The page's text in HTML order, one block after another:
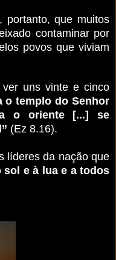
portanto, que muitos
contaminar por
povos que viviam
ver uns vinte e cinco
o templo do Senhor
o oriente [...] se
(Ez 8.16).
líderes da nação que
sol e à lua e a todos